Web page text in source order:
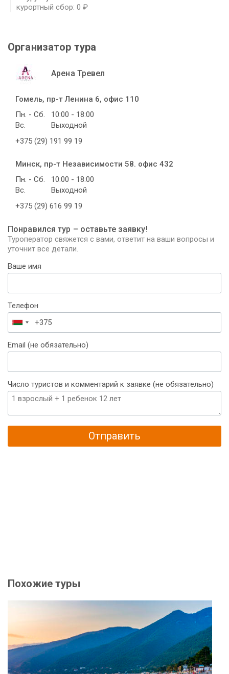
курортный сбор: 0 ₽
Организатор тура
Арена Тревел
Гомель, пр-т Ленина 6, офис 110
Пн. - Сб.
10:00 - 18:00
Вс.
Выходной
+375 (29) 191 99 19
Минск, пр-т Независимости 58. офис 432
Пн. - Сб.
10:00 - 18:00
Вс.
Выходной
+375 (29) 616 99 19
Понравился тур – оставьте заявку!
Туроператор свяжется с вами, ответит на ваши вопросы и
уточнит все детали.
Ваше имя
Телефон
Беларусь
+375
Email (не обязательно)
Число туристов и комментарий к заявке (не обязательно)
Отправить
Похожие туры